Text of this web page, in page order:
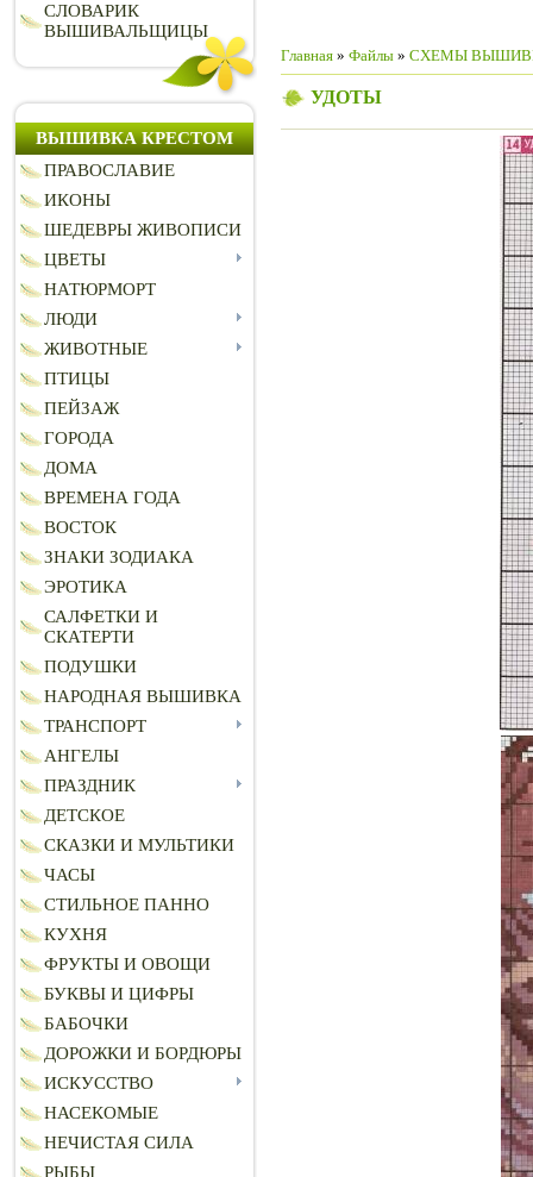
СЛОВАРИК
ВЫШИВАЛЬЩИЦЫ
ВЫШИВКА КРЕСТОМ
ПРАВОСЛАВИЕ
ИКОНЫ
ШЕДЕВРЫ ЖИВОПИСИ
ЦВЕТЫ
НАТЮРМОРТ
ЛЮДИ
ЖИВОТНЫЕ
ПТИЦЫ
ПЕЙЗАЖ
ГОРОДА
ДОМА
ВРЕМЕНА ГОДА
ВОСТОК
ЗНАКИ ЗОДИАКА
ЭРОТИКА
САЛФЕТКИ И
СКАТЕРТИ
ПОДУШКИ
НАРОДНАЯ ВЫШИВКА
ТРАНСПОРТ
АНГЕЛЫ
ПРАЗДНИК
ДЕТСКОЕ
СКАЗКИ И МУЛЬТИКИ
ЧАСЫ
СТИЛЬНОЕ ПАННО
КУХНЯ
ФРУКТЫ И ОВОЩИ
БУКВЫ И ЦИФРЫ
БАБОЧКИ
ДОРОЖКИ И БОРДЮРЫ
ИСКУССТВО
НАСЕКОМЫЕ
НЕЧИСТАЯ СИЛА
РЫБЫ
Главная » Файлы » СХЕМЫ
УДОТЫ